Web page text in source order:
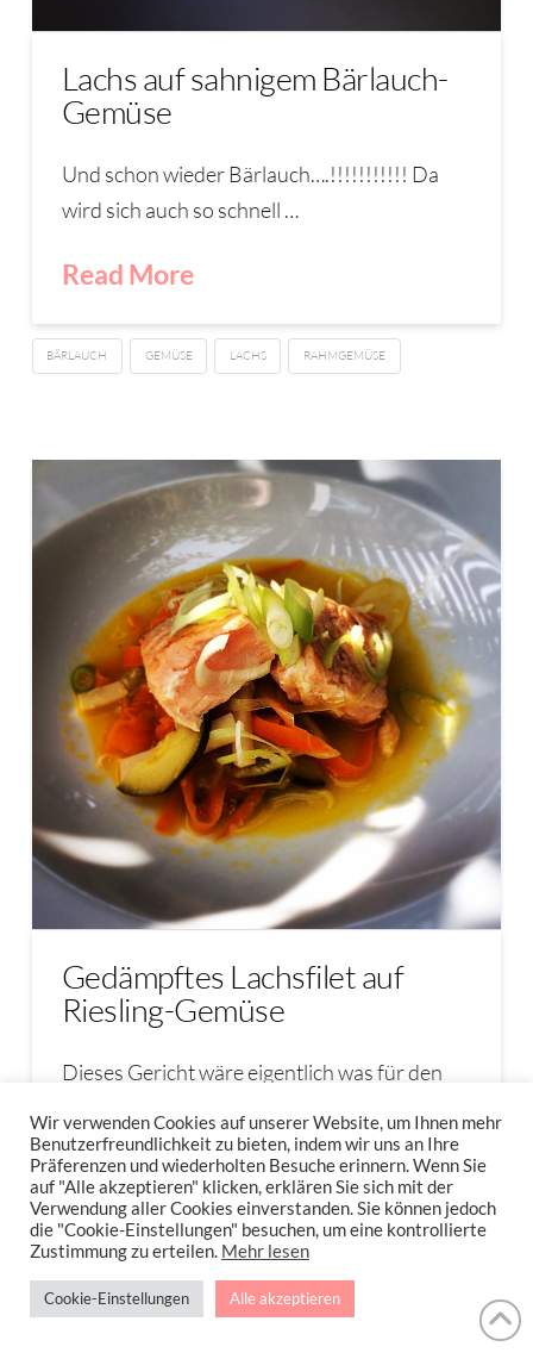
Lachs auf sahnigem Bärlauch-
Gemüse
Und schon wieder Bärlauch….!!!!!!!!!!! Da
wird sich auch so schnell …
Read More
BÄRLAUCH GEMÜSE LACHS RAHMGEMÜSE
Gedämpftes Lachsfilet auf
Riesling-Gemüse
Dieses Gericht wäre eigentlich was für den
Read More
FISCH GEDÄMPFT LACHS LACHS GEDÄMPFT
Wir verwenden Cookies auf unserer Website, um Ihnen mehr
Benutzerfreundlichkeit zu bieten, indem wir uns an Ihre
Präferenzen und wiederholten Besuche erinnern. Wenn Sie
auf "Alle akzeptieren" klicken, erklären Sie sich mit der
Verwendung aller Cookies einverstanden. Sie können jedoch
die "Cookie-Einstellungen" besuchen, um eine kontrollierte
Zustimmung zu erteilen. Mehr lesen
Cookie-Einstellungen Alle akzeptieren